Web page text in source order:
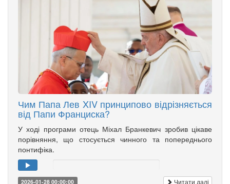
Чим Папа Лев XIV принципово відрізняється
від Папи Франциска?
У ході програми отець Міхал Бранкевич зробив цікаве
порівняння, що стосується чинного та попереднього
понтифіка.
2026-01-28 00:00:00 Читати далі